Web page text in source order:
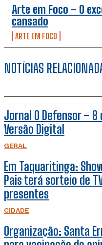
Arte em Foco – O
cansado
ARTE EM FOCO
NOTÍCIAS
Jornal O Defensor –
Versão Digital
GERAL
Em Taquaritinga:
Pais terá sorteio de
presentes
CIDADE
Organização: Santa